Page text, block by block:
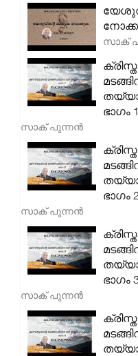
സാക്
ഭാഗം 1
സാക് പുന്നൻ
ഭാഗം 2
സാക് പുന്നൻ
ഭാഗം
സാക് പുന്നൻ